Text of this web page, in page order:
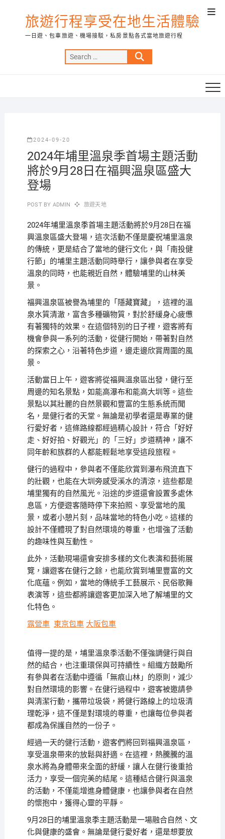
旅遊行程享受在地生活體驗
一日遊、包車旅遊、機場接駁，私房景點各式當地旅遊行程
Search
…
2024-09-20
2024年埔里溫泉季首場主題活動
將於9月28日在福興溫泉區盛大
登場
POST BY ADMIN 旅遊天地
2024年埔里溫泉季首場主題活動將於9月28日在福
興溫泉區盛大登場，這次活動不僅是慶祝埔里溫泉
的傳統，更是結合了當地的健行文化，與「南投健
行節」的埔里主題活動同時舉行，讓參與者在享受
溫泉的同時，也能親近自然，體驗埔里的山林美
景。
福興溫泉區被譽為埔里的「隱藏寶藏」，這裡的溫
泉水質清澈，富含多種礦物質，對於舒緩身心疲憊
有著獨特的效果。在這個特別的日子裡，遊客將有
機會參與一系列的活動，從健行開始，帶著對自然
的探索之心，沿著特色步道，邊走邊欣賞周圍的風
景。
活動當日上午，遊客將從福興溫泉區出發，健行至
周邊的知名景點，如能高瀑布和能高大圳等。這些
景點以其壯麗的自然景觀和豐富的生態系統而聞
名，是健行者的天堂。無論是初學者還是專業的健
行愛好者，這條路線都經過精心設計，符合「好好
走、好好拍、好觀光」的「三好」步道精神，讓不
同年齡和族群的人都能輕鬆地享受這段旅程。
健行的過程中，參與者不僅能欣賞到瀑布飛流直下
的壯觀，也能在大圳旁感受溪水的清涼，這些都是
埔里獨有的自然風光。沿途的步道還會設置多處休
息區，方便遊客隨時停下來拍照、享受當地的風
景，或者小憩片刻，品味當地的特色小吃。這樣的
設計不僅體現了對自然環境的尊重，也增強了活動
的趣味性與互動性。
此外，活動現場還會安排多樣的文化表演和藝術展
覽，讓遊客在健行之餘，也能欣賞到埔里豐富的文
化底蘊。例如，當地的傳統手工藝展示、民俗歌舞
表演等，這些都將讓遊客更加深入地了解埔里的文
化特色。
露營車 東京包車 大阪包車
值得一提的是，埔里溫泉季活動不僅強調健行與自
然的結合，也注重環保與可持續性。組織方鼓勵所
有參與者在活動中遵循「無痕山林」的原則，減少
對自然環境的影響。在健行過程中，遊客被邀請參
與清潔行動，攜帶垃圾袋，將健行路線上的垃圾清
理乾淨，這不僅是對環境的尊重，也讓每位參與者
都成為保護自然的一份子。
經過一天的健行活動，遊客們將回到福興溫泉區，
享受溫泉帶來的放鬆與舒適。在這裡，熱騰騰的溫
泉水將為身體帶來全面的舒緩，讓人在健行後重拾
活力，享受一個完美的結尾。這種結合健行與溫泉
的活動，不僅能增進身體健康，也讓參與者在自然
的懷抱中，獲得心靈的平靜。
9月28日的埔里溫泉季主題活動是一場融合自然、文
化與健康的盛會。無論是健行愛好者，還是想要放